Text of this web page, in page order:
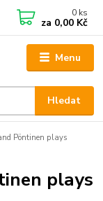
Menu
Hledat
0 ks
za 0,00 Kč
Pöntinen plays
plays